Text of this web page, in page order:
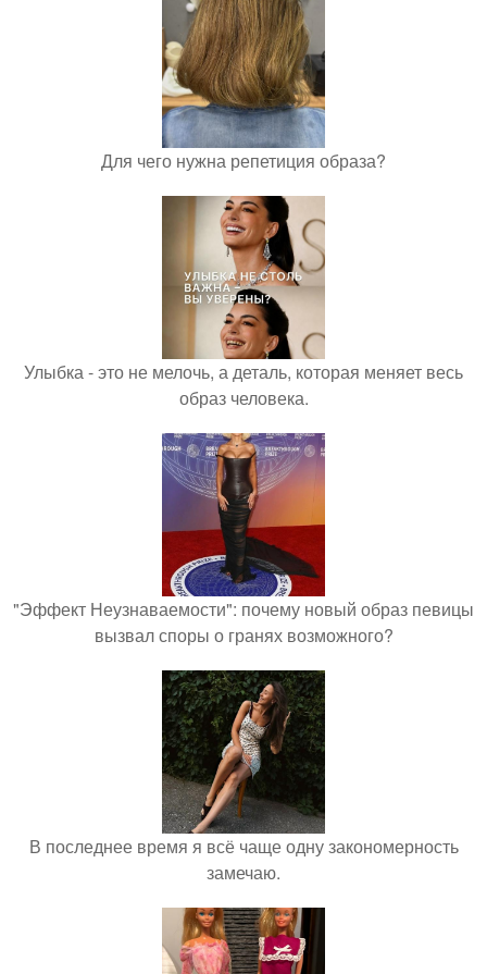
Для чего нужна репетиция образа?
Улыбка - это не мелочь, а деталь, которая меняет весь
образ человека.
"Эффект Неузнаваемости": почему новый образ певицы
вызвал споры о гранях возможного?
В последнее время я всё чаще одну закономерность
замечаю.